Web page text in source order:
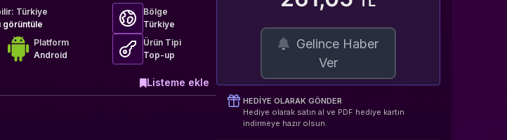
Türkiye
görüntüle
Bölge
Türkiye
Platform
Android
Ürün Tipi
Top-up
Listeme ekle
Gelince Haber
Ver
HEDIYE OLARAK GÖNDER
Hediye olarak satın al ve PDF hediye kartın
indirmeye hazır olsun.